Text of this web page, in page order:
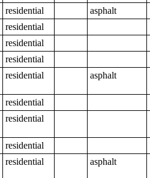
residential
asphalt
residential
residential
residential
residential asphalt
residential
residential
residential
residential asphalt